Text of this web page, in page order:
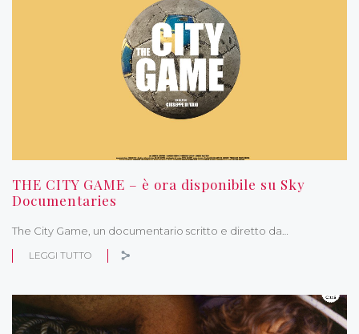
THE CITY GAME – è ora disponibile su Sky
Documentaries
The City Game, un documentario scritto e diretto da…
LEGGI TUTTO